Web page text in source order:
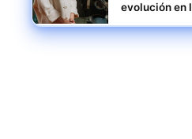
evolución en